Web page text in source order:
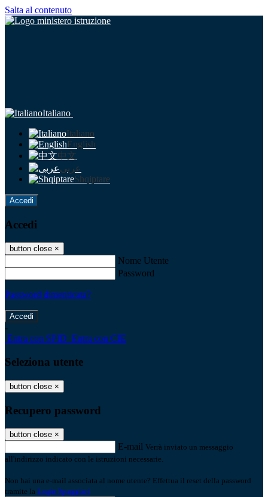
Salta al contenuto
Italiano
Italiano
English
中文
عربى
Shqiptare
Accedi
Accedi
button close ×
Nome Utente
Password
Password dimenticata?
-
Entra con SPID Entra con CIE
Seleziona utente
button close ×
Recupero password
button close ×
E-mail Verrà inviato un messaggio
all'indirizzo indicato con le istruzioni necessarie.
Non hai una e-mail associata al nome utente? Effettua il reset della password
tramite la Login Spaggiari